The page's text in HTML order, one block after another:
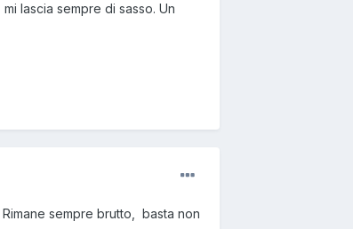
lascia sempre di sasso. Un
sempre brutto, basta non